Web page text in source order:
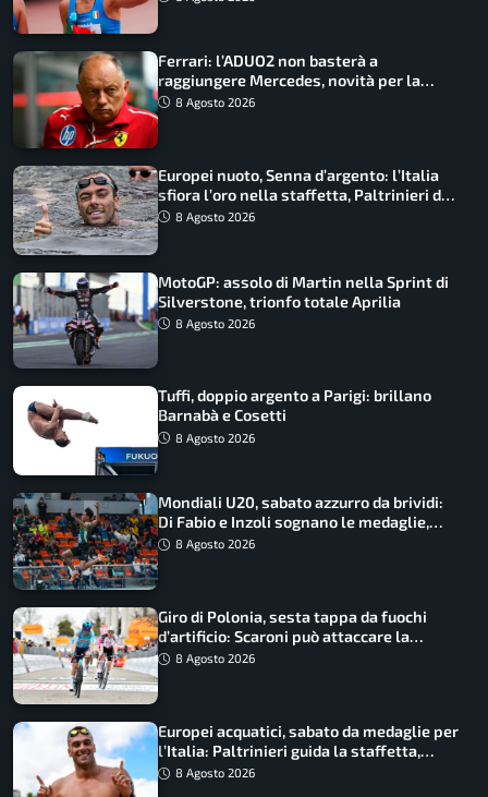
Ferrari: l’ADUO2 non basterà a
raggiungere Mercedes, novità per la
Macarena
8 Agosto 2026
Europei nuoto, Senna d’argento: l’Italia
sfiora l’oro nella staffetta, Paltrinieri da
urlo, il bilancio azzurro
8 Agosto 2026
MotoGP: assolo di Martin nella Sprint di
Silverstone, trionfo totale Aprilia
8 Agosto 2026
Tuffi, doppio argento a Parigi: brillano
Barnabà e Cosetti
8 Agosto 2026
Mondiali U20, sabato azzurro da brividi:
Di Fabio e Inzoli sognano le medaglie,
Castellani e Succo in finale
8 Agosto 2026
Giro di Polonia, sesta tappa da fuochi
d’artificio: Scaroni può attaccare la
maglia di Lemmen
8 Agosto 2026
Europei acquatici, sabato da medaglie per
l’Italia: Paltrinieri guida la staffetta,
Barnabà sogna l’oro dalle grandi altezze
8 Agosto 2026